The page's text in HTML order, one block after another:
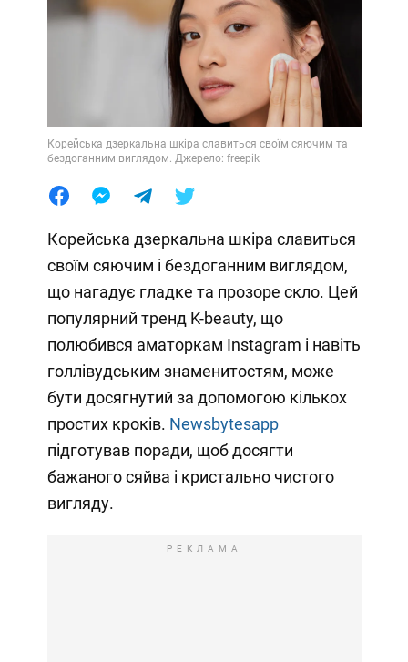
Життя
Корейська дзеркальна шкіра славиться своїм сяючим та
бездоганним виглядом. Джерело: freepik
Корейська дзеркальна шкіра славиться
своїм сяючим і бездоганним виглядом,
що нагадує гладке та прозоре скло. Цей
популярний тренд K-beauty, що
полюбився аматоркам Instagram і навіть
голлівудським знаменитостям, може
бути досягнутий за допомогою кількох
простих кроків. Newsbytesapp
підготував поради, щоб досягти
бажаного сяйва і кристально чистого
вигляду.
РЕКЛАМА